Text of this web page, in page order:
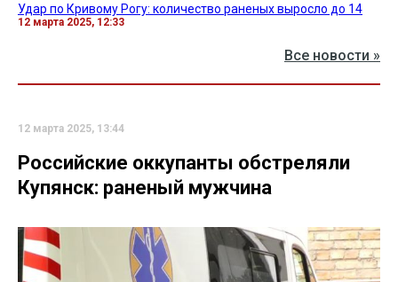
Удар по Кривому Рогу: количество раненых выросло до 14
12 марта 2025, 12:33
Все новости »
12 марта 2025, 13:44
Российские оккупанты обстреляли
Купянск: раненый мужчина